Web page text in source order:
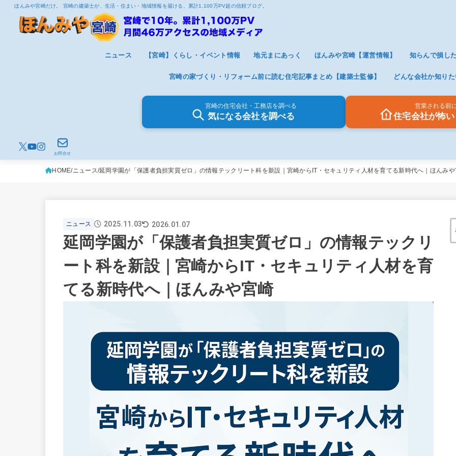
ほんみや宮崎だけ。 宮崎の建築士が、生活・住まい・地域情報を届ける、累計1,100万PV超の信頼ブログ。
ニュース 【宮崎】くらし・イベント情報 地元まにあっく ほんみや宮崎【運営情報】 知らんで損し
宮崎の家づくり・リフォーム前に読む住宅記事まとめ【建築士監修】 どんな会社か知り
宮崎の住宅会社・工務店を調べる
気になる会社を調べる
営業される前
住宅会社が怖
お問合せ
HOME ニュース 延岡学園が「保護者負担実質ゼロ」の情報テックリート科を新設｜宮崎からIT・セキュリティ人材を育てる新時代へ｜ほんみや
ニュース 2025.11.03 2026.01.07
延岡学園が「保護者負担実質ゼロ」の情報テックリ
ート科を新設｜宮崎からIT・セキュリティ人材を育
てる新時代へ｜ほんみや宮崎